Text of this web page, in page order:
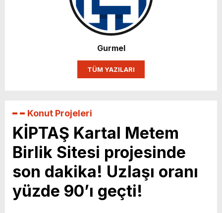
Karın yüzde 25’i Gazzeye Bağışlıyoruz
Sizlerin desteği ile…
Gurmel
TÜM YAZILARI
Konut Projeleri
KİPTAŞ Kartal Metem
Birlik Sitesi projesinde
son dakika! Uzlaşı oranı
yüzde 90’ı geçti!